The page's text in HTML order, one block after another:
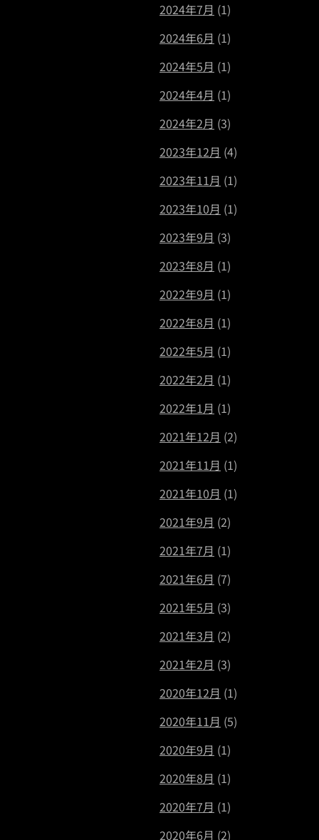
2024年7月 (1)
2024年6月 (1)
2024年5月 (1)
2024年4月 (1)
2024年2月 (3)
2023年12月 (4)
2023年11月 (1)
2023年10月 (1)
2023年9月 (3)
2023年8月 (1)
2022年9月 (1)
2022年8月 (1)
2022年5月 (1)
2022年2月 (1)
2022年1月 (1)
2021年12月 (2)
2021年11月 (1)
2021年10月 (1)
2021年9月 (2)
2021年7月 (1)
2021年6月 (7)
2021年5月 (3)
2021年3月 (2)
2021年2月 (3)
2020年12月 (1)
2020年11月 (5)
2020年9月 (1)
2020年8月 (1)
2020年7月 (1)
2020年6月 (2)